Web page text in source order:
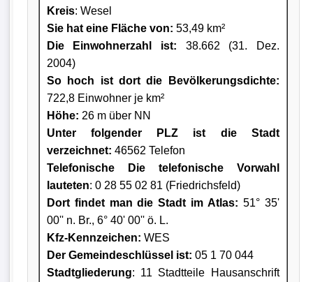
Kreis: Wesel
Sie hat eine Fläche von: 53,49 km²
Die Einwohnerzahl ist: 38.662 (31. Dez.
2004)
So hoch ist dort die Bevölkerungsdichte:
722,8 Einwohner je km²
Höhe: 26 m über NN
Unter folgender PLZ ist die Stadt
verzeichnet: 46562 Telefon
Telefonische Die telefonische Vorwahl
lauteten: 0 28 55 02 81 (Friedrichsfeld)
Dort findet man die Stadt im Atlas: 51° 35'
00'' n. Br., 6° 40' 00'' ö. L.
Kfz-Kennzeichen: WES
Der Gemeindeschlüssel ist: 05 1 70 044
Stadtgliederung: 11 Stadtteile Hausanschrift